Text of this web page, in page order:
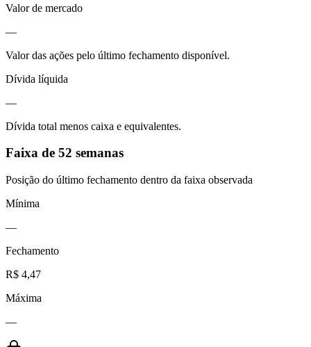
Valor de mercado
—
Valor das ações pelo último fechamento disponível.
Dívida líquida
—
Dívida total menos caixa e equivalentes.
Faixa de 52 semanas
Posição do último fechamento dentro da faixa observada
Mínima
—
Fechamento
R$ 4,47
Máxima
—